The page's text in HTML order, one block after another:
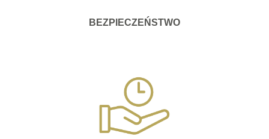
BEZPIECZEŃSTWO